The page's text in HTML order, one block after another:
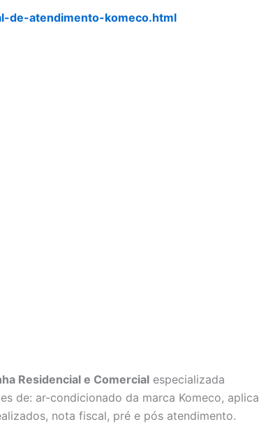
de-atendimento-komeco.html
Residencial e Comercial especializada
de: ar-condicionado da marca Komeco, aplica
nota fiscal, pré e pós atendimento.